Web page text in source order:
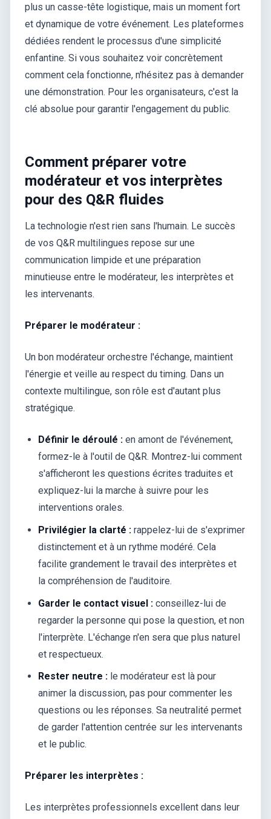
plus un casse-tête logistique, mais un moment fort
et dynamique de votre événement. Les plateformes
dédiées rendent le processus d'une simplicité
enfantine. Si vous souhaitez voir concrètement
comment cela fonctionne, n'hésitez pas à demander
une démonstration. Pour les organisateurs, c'est la
clé absolue pour garantir l'engagement du public.
Comment préparer votre
modérateur et vos interprètes
pour des Q&R fluides
La technologie n'est rien sans l'humain. Le succès
de vos Q&R multilingues repose sur une
communication limpide et une préparation
minutieuse entre le modérateur, les interprètes et
les intervenants.
Préparer le modérateur :
Un bon modérateur orchestre l'échange, maintient
l'énergie et veille au respect du timing. Dans un
contexte multilingue, son rôle est d'autant plus
stratégique.
Définir le déroulé : en amont de l'événement,
formez-le à l'outil de Q&R. Montrez-lui comment
s'afficheront les questions écrites traduites et
expliquez-lui la marche à suivre pour les
interventions orales.
Privilégier la clarté : rappelez-lui de s'exprimer
distinctement et à un rythme modéré. Cela
facilite grandement le travail des interprètes et
la compréhension de l'auditoire.
Garder le contact visuel : conseillez-lui de
regarder la personne qui pose la question, et non
l'interprète. L'échange n'en sera que plus naturel
et respectueux.
Rester neutre : le modérateur est là pour
animer la discussion, pas pour commenter les
questions ou les réponses. Sa neutralité permet
de garder l'attention centrée sur les intervenants
et le public.
Préparer les interprètes :
Les interprètes professionnels excellent dans leur